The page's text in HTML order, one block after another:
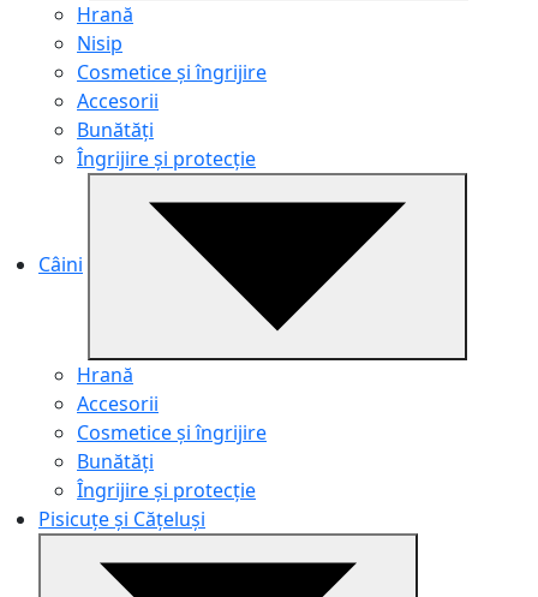
Hrană
Nisip
Cosmetice și îngrijire
Accesorii
Bunătăți
Îngrijire și protecție
Câini
Hrană
Accesorii
Cosmetice și îngrijire
Bunătăți
Îngrijire și protecție
Pisicuțe și Cățeluși